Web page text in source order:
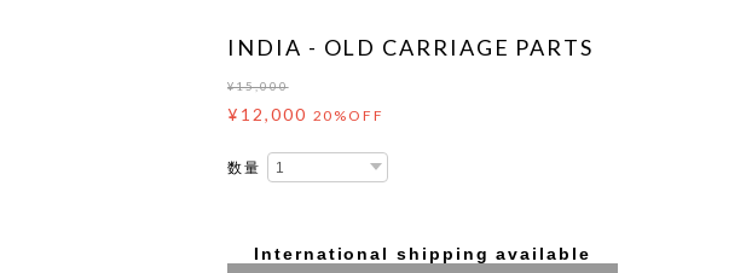
INDIA - OLD CARRIAGE PARTS
¥15,000
¥12,000 20%OFF
数量
International shipping available